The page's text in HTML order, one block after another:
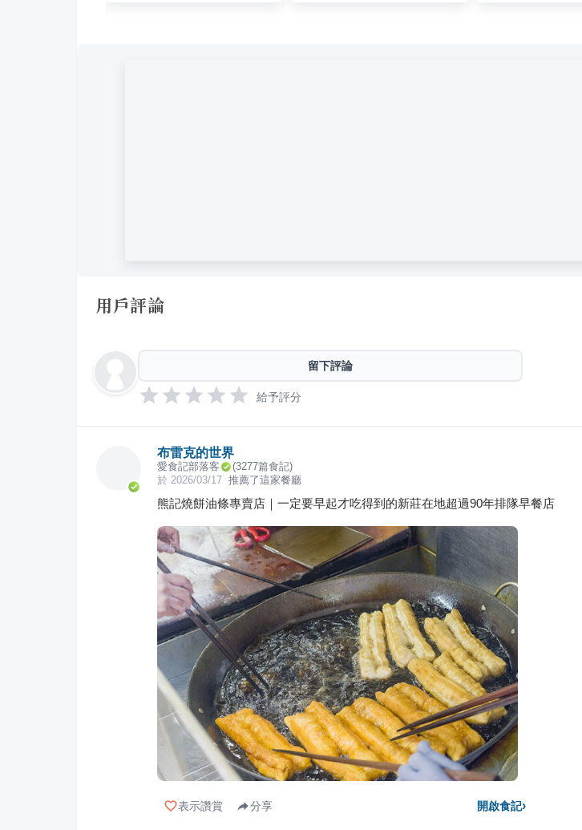
用戶評論
留下評論
給予評分
布雷克的世界
愛食記部落客 (3277篇食記)
於 2026/03/17 推薦了這家餐廳
熊記燒餅油條專賣店｜一定要早起才吃得到的新莊在地超過90年排隊早餐店
表示讚賞 分享 開啟食記›